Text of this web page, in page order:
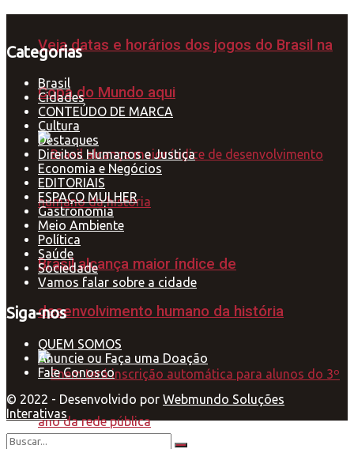
Veja datas e horários dos jogos do Brasil na
Copa do Mundo aqui
Brasil alcança maior índice de
desenvolvimento humano da história
Categorias
Brasil
Cidades
CONTEÚDO DE MARCA
Cultura
Destaques
Direitos Humanos e Justiça
Economia e Negócios
EDITORIAIS
ESPAÇO MULHER
Gastronomia
Meio Ambiente
Política
Saúde
Sociedade
Vamos falar sobre a cidade
Siga-nos
QUEM SOMOS
Anuncie ou Faça uma Doação
Fale Conosco
© 2022 - Desenvolvido por Webmundo Soluções
Interativas